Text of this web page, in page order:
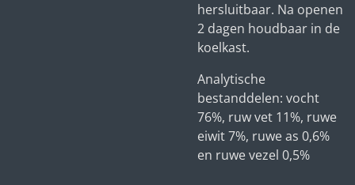
hersluitbaar. Na openen
2 dagen houdbaar in de
koelkast.
Analytische
bestanddelen: vocht
76%, ruw vet 11%, ruwe
eiwit 7%, ruwe as 0,6%
en ruwe vezel 0,5%